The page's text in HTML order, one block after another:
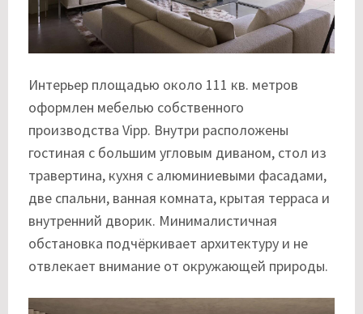
Интерьер площадью около 111 кв. метров
оформлен мебелью собственного
производства Vipp. Внутри расположены
гостиная с большим угловым диваном, стол из
травертина, кухня с алюминиевыми фасадами,
две спальни, ванная комната, крытая терраса и
внутренний дворик. Минималистичная
обстановка подчёркивает архитектуру и не
отвлекает внимание от окружающей природы.